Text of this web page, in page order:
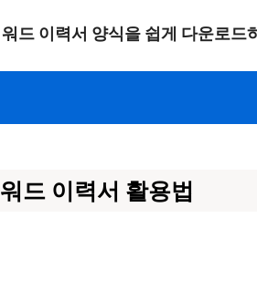
워드 이력서 양식을 쉽게 다운로드
워드 이력서 활용법